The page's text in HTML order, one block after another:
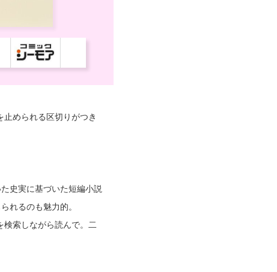
められる区切りがつき
史実に基づいた短編小説
れるのも魅力的。
索しながら読んで。二